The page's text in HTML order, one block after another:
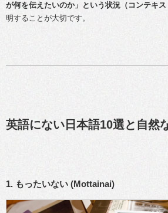
が何を伝えたいのか」という状況（コンテキス
明することが大切です。
英語にない日本語10選と自然
1. もったいない (Mottainai)